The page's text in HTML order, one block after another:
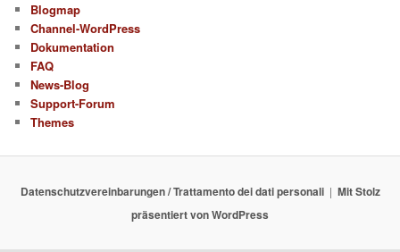
Blogmap
Channel-WordPress
Dokumentation
FAQ
News-Blog
Support-Forum
Themes
Datenschutzvereinbarungen / Trattamento dei dati personali
Mit Stolz
präsentiert von WordPress